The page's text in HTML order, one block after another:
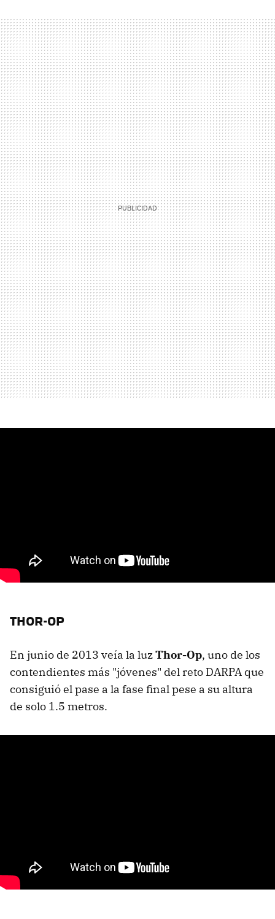
THOR-OP
En junio de 2013 veía la luzThor-Op, uno de los
contendientes más "jóvenes" del reto DARPA que
consiguió el pase a la fase final pese a su altura
de solo 1.5 metros.